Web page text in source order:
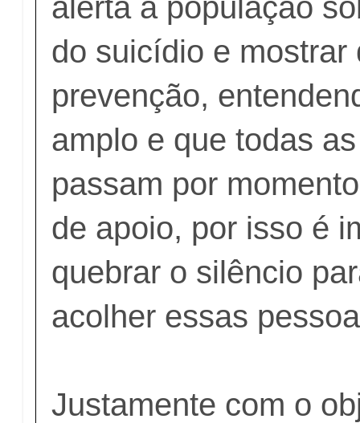
do suicídio e mostrar
prevenção,
amplo e que todas
passam por
de apoio, por isso é
quebrar o silêncio
acolher essas
Justamente com o